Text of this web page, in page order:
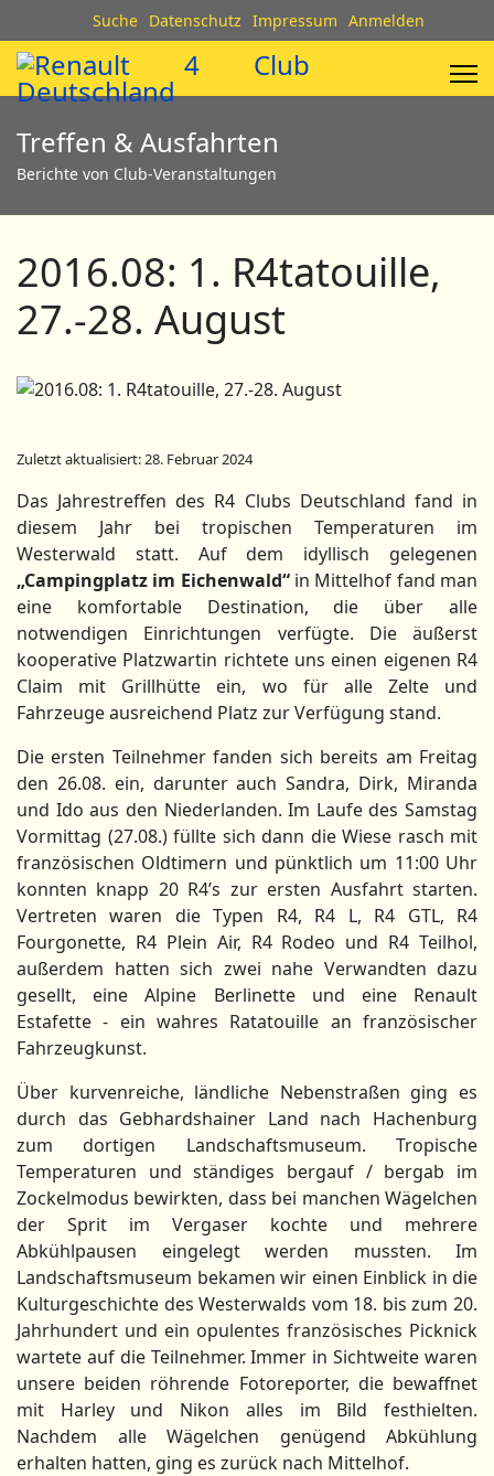
Suche Datenschutz Impressum Anmelden
Treffen & Ausfahrten
Berichte von Club-Veranstaltungen
2016.08: 1. R4tatouille,
27.-28. August
Zuletzt aktualisiert: 28. Februar 2024
Das Jahrestreffen des R4 Clubs Deutschland fand in
diesem Jahr bei tropischen Temperaturen im
Westerwald statt. Auf dem idyllisch gelegenen
„Campingplatz im Eichenwald“in Mittelhof fand man
eine komfortable Destination, die über alle
notwendigen Einrichtungen verfügte. Die äußerst
kooperative Platzwartin richtete uns einen eigenen R4
Claim mit Grillhütte ein, wo für alle Zelte und
Fahrzeuge ausreichend Platz zur Verfügung stand.
Die ersten Teilnehmer fanden sich bereits am Freitag
den 26.08. ein, darunter auch Sandra, Dirk, Miranda
und Ido aus den Niederlanden. Im Laufe des Samstag
Vormittag (27.08.) füllte sich dann die Wiese rasch mit
französischen Oldtimern und pünktlich um 11:00 Uhr
konnten knapp 20 R4’s zur ersten Ausfahrt starten.
Vertreten waren die Typen R4, R4 L, R4 GTL, R4
Fourgonette, R4 Plein Air, R4 Rodeo und R4 Teilhol,
außerdem hatten sich zwei nahe Verwandten dazu
gesellt, eine Alpine Berlinette und eine Renault
Estafette - ein wahres Ratatouille an französischer
Fahrzeugkunst.
Über kurvenreiche, ländliche Nebenstraßen ging es
durch das Gebhardshainer Land nach Hachenburg
zum dortigen Landschaftsmuseum. Tropische
Temperaturen und ständiges bergauf / bergab im
Zockelmodus bewirkten, dass bei manchen Wägelchen
der Sprit im Vergaser kochte und mehrere
Abkühlpausen eingelegt werden mussten. Im
Landschaftsmuseum bekamen wir einen Einblick in die
Kulturgeschichte des Westerwalds vom 18. bis zum 20.
Jahrhundert und ein opulentes französisches Picknick
wartete auf die Teilnehmer. Immer in Sichtweite waren
unsere beiden röhrende Fotoreporter, die bewaffnet
mit Harley und Nikon alles im Bild festhielten.
Nachdem alle Wägelchen genügend Abkühlung
erhalten hatten, ging es zurück nach Mittelhof.